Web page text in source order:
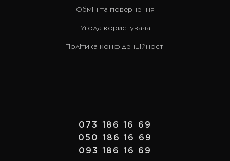
Обмін та повернення
Угода користувача
Політика конфіденційності
073 186 16 69
050 186 16 69
093 186 16 69